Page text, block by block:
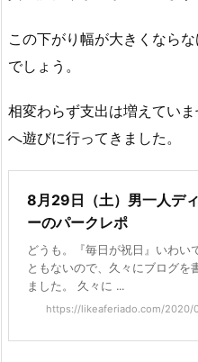
この下がり幅が大きくなら
でしょう。
相変わらず支出は増えてい
へ遊びに行ってきました。
8月29日（土）男一人デ
ーのパークレポ
どうも。『毎日が祝日』いわい
ともないので、久々にブログを
ました。 久々に ...
https://likeaferiado.com/2020/